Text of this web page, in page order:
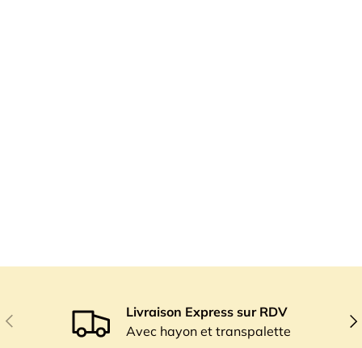
Précédent
Livraison Express sur RDV
Avec hayon et transpalette